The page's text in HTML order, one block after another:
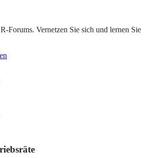
Forums. Vernetzen Sie sich und lernen Sie